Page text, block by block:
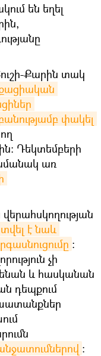
են եղել
Քարին տակ
փակել
Դեկտեմբերի
առ
է նաև
:
չի
և հասկանան
դեպքում
։